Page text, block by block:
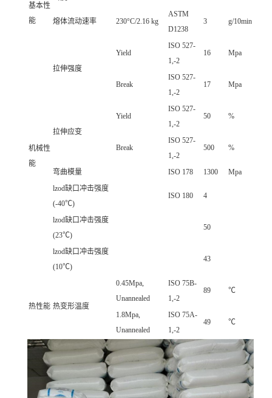
基本性
能
熔体流动速率 230°C/2.16 kg
ASTM
D1238
3 g/10min
机械性
能
拉伸强度
Yield
ISO 527-
1,-2
16 Mpa
Break
ISO 527-
1,-2
17 Mpa
拉伸应变
Yield
ISO 527-
1,-2
50 %
Break
ISO 527-
1,-2
500 %
弯曲模量 ISO 178 1300
Mpa
lzod缺口冲击强度
(-40℃)
ISO 180 4
lzod缺口冲击强度
(23℃)
50
lzod缺口冲击强度
(10℃)
43
热性能 热变形温度
0.45Mpa,
Unannealed
ISO 75B-
1,-2
89 ℃
1.8Mpa,
Unannealed
ISO 75A-
1,-2
49 ℃